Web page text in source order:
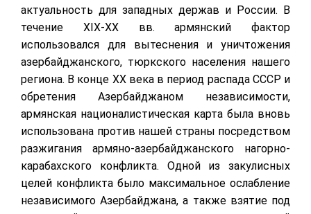
актуальность для западных держав и России. В
течение XIX-XXвв. армянский фактор
использовался для вытеснения и уничтожения
азербайджанского, тюркского населения нашего
региона. В конце XX века в период распада СССР и
обретения Азербайджаном независимости,
армянская националистическая карта была вновь
использована против нашей страны посредством
разжигания армяно-азербайджанского нагорно-
карабахского конфликта. Одной из закулисных
целей конфликта было максимальное ослабление
независимого Азербайджана, а также взятие под